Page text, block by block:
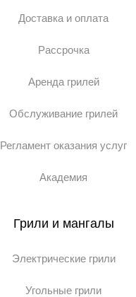
Доставка и оплата
Рассрочка
Аренда грилей
Обслуживание грилей
Регламент оказания услуг
Академия
Грили и мангалы
Электрические грили
Угольные грили